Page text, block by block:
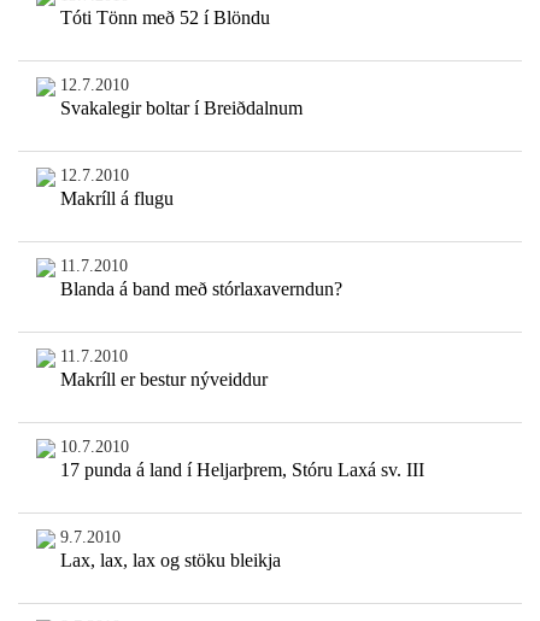
Tóti Tönn með 52 í Blöndu
12.7.2010
Svakalegir boltar í Breiðdalnum
12.7.2010
Makríll á flugu
11.7.2010
Blanda á band með stórlaxaverndun?
11.7.2010
Makríll er bestur nýveiddur
10.7.2010
17 punda á land í Heljarþrem, Stóru Laxá sv. III
9.7.2010
Lax, lax, lax og stöku bleikja